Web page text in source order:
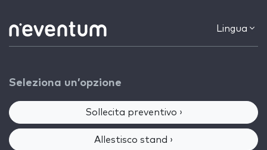
Lingua
Seleziona un’opzione
Sollecita preventivo ›
Allestisco stand ›